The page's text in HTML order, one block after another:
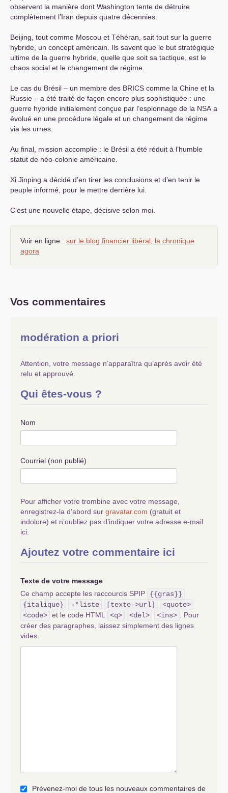
observent la manière dont Washington tente de détruire
complètement l’Iran depuis quatre décennies.
Beijing, tout comme Moscou et Téhéran, sait tout sur la guerre
hybride, un concept américain. Ils savent que le but stratégique
ultime de la guerre hybride, quelle que soit sa tactique, est le
chaos social et le changement de régime.
Le cas du Brésil – un membre des BRICS comme la Chine et la
Russie – a été traité de façon encore plus sophistiquée : une
guerre hybride initialement conçue par l’espionnage de la NSA a
évolué en une procédure légale et un changement de régime
via les urnes.
Au final, mission accomplie : le Brésil a été réduit à l’humble
statut de néo-colonie américaine.
Xi Jinping a décidé d’en tirer les conclusions et d’en tenir le
peuple informé, pour le mettre derrière lui.
C’est une nouvelle étape, décisive selon moi.
Voir en ligne : sur le blog financier libéral, la chronique
agora
Vos commentaires
modération a priori
Attention, votre message n’apparaîtra qu’après avoir été
relu et approuvé.
Qui êtes-vous ?
Nom
Courriel (non publié)
Pour afficher votre trombine avec votre message,
enregistrez-la d’abord sur gravatar.com (gratuit et
indolore) et n’oubliez pas d’indiquer votre adresse e-mail
ici.
Ajoutez votre commentaire ici
Texte de votre message
Ce champ accepte les raccourcis SPIP
{{gras}}
{italique}
-*liste [texte->url]
<quote>
<code> et le code HTML <q> <del> <ins>
. Pour
créer des paragraphes, laissez simplement des lignes
vides.
Prévenez-moi de tous les nouveaux commentaires de